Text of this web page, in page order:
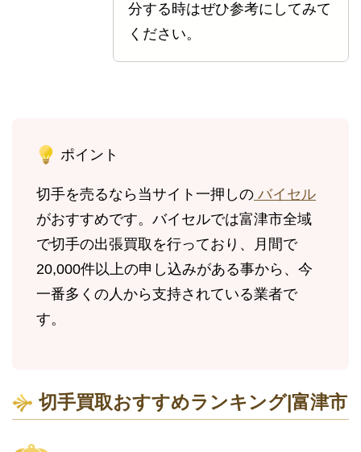
分する時はぜひ参考にしてみて
ください。
ポイント
切手を売るなら当サイト一押しの バイセル
がおすすめです。バイセルでは富津市全域
で切手の出張買取を行っており、月間で
20,000件以上の申し込みがある事から、今
一番多くの人から支持されている業者で
す。
切手買取おすすめランキング|富津市